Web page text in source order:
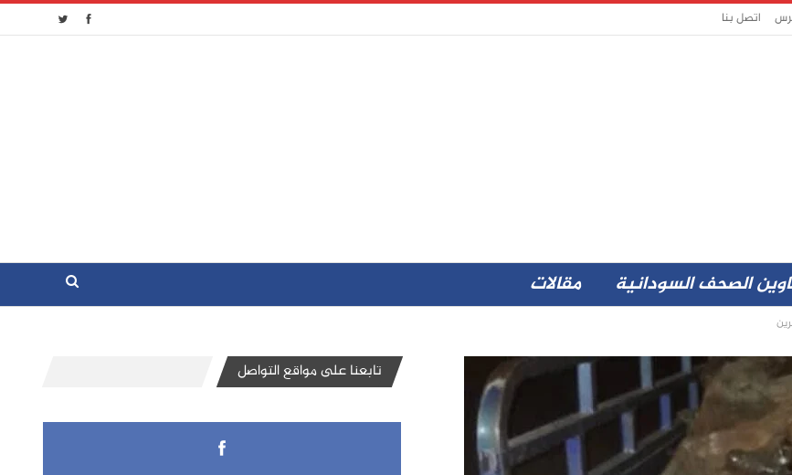
اتصل بنا
الصحف السودانية مقالات
تابعنا على مواقع التواصل